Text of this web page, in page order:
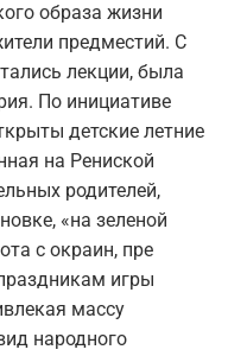
образа жизни
предместий. С
лекции, была
По инициативе
детские летние
на Рениской
родителей,
«на зеленой
с окраин, пре
игры
массу
народного